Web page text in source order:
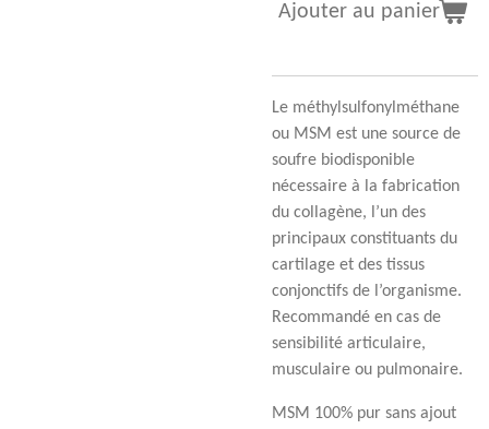
Ajouter au panier
Le méthylsulfonylméthane
ou MSM est une source de
soufre biodisponible
nécessaire à la fabrication
du collagène, l’un des
principaux constituants du
cartilage et des tissus
conjonctifs de l’organisme.
Recommandé en cas de
sensibilité articulaire,
musculaire ou pulmonaire.
MSM 100% pur sans ajout